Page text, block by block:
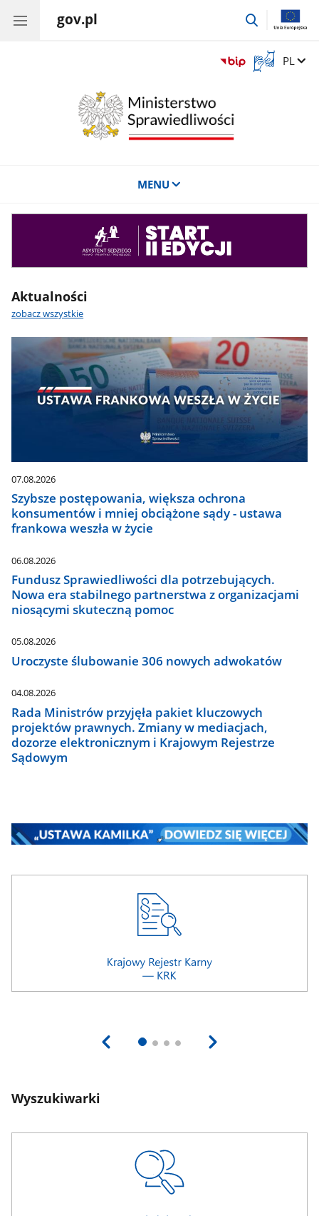
gov.pl
przejdź
Otwórz
okno
Zmień
PL
MENU
Aktualności
zobacz wszystkie
07.08.2026
Szybsze postępowania, większa ochrona
konsumentów i mniej obciążone sądy - ustawa
frankowa weszła w życie
06.08.2026
Fundusz Sprawiedliwości dla potrzebujących.
Nowa era stabilnego partnerstwa z organizacjami
niosącymi skuteczną pomoc
05.08.2026
Uroczyste ślubowanie 306 nowych adwokatów
04.08.2026
Rada Ministrów przyjęła pakiet kluczowych
projektów prawnych. Zmiany w mediacjach,
dozorze elektronicznym i Krajowym Rejestrze
Sądowym
Wyszukiwarki